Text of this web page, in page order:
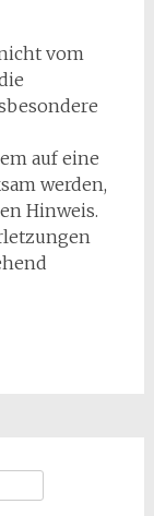
vom
auf eine
werden,
Hinweis.